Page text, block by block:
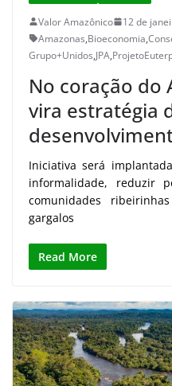
Valor Amazônico 12 de
Amazonas,Bioeconomia,
Grupo+Unidos,JPA,
No coração do
vira estratégia
Iniciativa será
informalidade, reduzir
comunidades
gargalos
Read More